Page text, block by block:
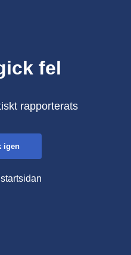
fel
rapporterats
igen